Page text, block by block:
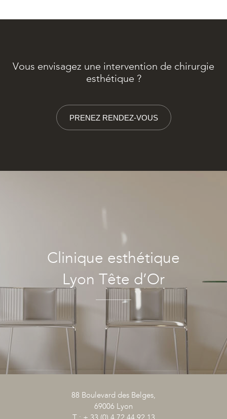
Vous envisagez une intervention de chirurgie
esthétique ?
PRENEZ RENDEZ-VOUS
Clinique esthétique
Lyon Tête d’Or
88 Boulevard des Belges,
69006 Lyon